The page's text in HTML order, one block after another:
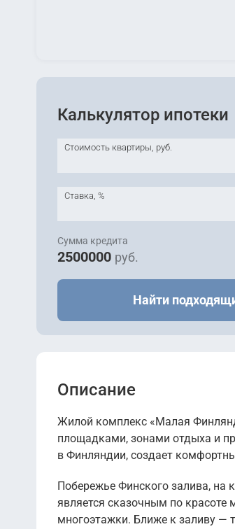
Калькулятор ипотеки
Стоимость квартиры, руб.
Ставка, %
Сумма кредита
2500000 руб.
Найти
Описание
Жилой комплекс «Малая
площадками, зонами отдыха и
в Финляндии, создает
Побережье Финского залива, на
является сказочным по
многоэтажки. Ближе к заливу —